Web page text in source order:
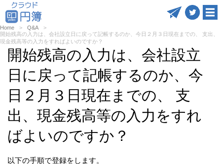
Home
Q&A
開始残高の入力は、会社設立日に戻って記帳するのか、今日２月３日現在までの、 支出、
現金残高等の入力をすればよいのですか？
開始残高の入力は、会社設立
日に戻って記帳するのか、今
日２月３日現在までの、 支
出、現金残高等の入力をすれ
ばよいのですか？
以下の手順で登録をします。